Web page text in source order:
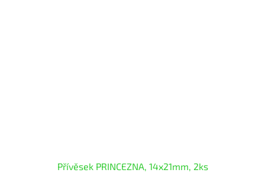
Přívěsek PRINCEZNA, 14x21mm, 2ks